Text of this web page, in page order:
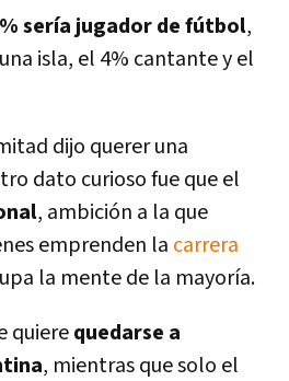
serí­a jugador de fútbol,
isla, el 4% cantante y el
dijo querer una
dato curioso fue que el
, ambición a la que
emprenden la carrera
la mente de la mayorí­a.
quierequedarse a
, mientras que solo el